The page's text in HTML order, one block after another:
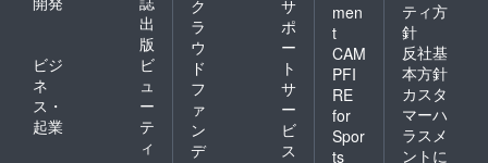
出
版
ビジ
ネ
ス・
起業
ビ
ュ
ー
テ
ィ
ク
ラ
ウ
ド
フ
ァ
ン
デ
サ
ポ
ー
ト
サ
ー
ビ
ス
men
t
CAM
PFI
RE
for
Spor
ts
ティ方
針
反社基
本方針
カスタ
マーハ
ラスメ
ントに